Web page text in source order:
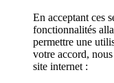
En acceptant ces
fonctionnalités
permettre une
votre accord,
site internet :